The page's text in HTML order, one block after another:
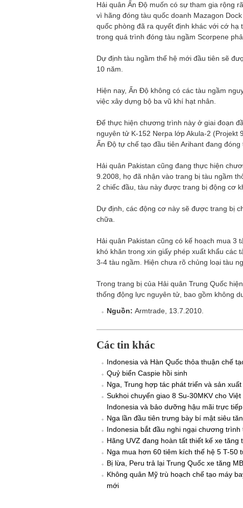
Hải quân Ấn Độ muốn có sự tham gia rộng
vì hãng đóng tàu quốc doanh Mazagon
quốc phòng đã ra quyết định khác với cớ
trong quá trình đóng tàu ngầm Scorpene
Dự định tàu ngầm thế hệ mới đầu tiên sẽ
10 năm.
Hiện nay, Ấn Độ không có các tàu ngầm
việc xây dựng bộ ba vũ khí hạt nhân.
Để thực hiện chương trình này ở giai đoạn
nguyên tử K-152 Nerpa lớp Akula-2
Ấn Độ tự chế tạo đầu tiên Arihant đang đóng
Hải quân Pakistan cũng đang thực hiện
9.2008, họ đã nhận vào trang bị tàu ngầm
2 chiếc đầu, tàu này được trang bị động cơ
Dự định, các động cơ này sẽ được trang bị
chữa.
Hải quân Pakistan cũng có kế hoạch mua
khó khăn trong xin giấy phép xuất khẩu các
3-4 tàu ngầm. Hiện chưa rõ chủng loại tàu
Trong trang bị của Hải quân Trung Quốc
thống động lực nguyên tử, bao gồm không
Nguồn: Armtrade, 13.7.2010.
Các tin khác
Indonesia và Hàn Quốc thỏa thuận chế
Quỷ biển Caspie hồi sinh
Nga, Trung hợp tác phát triển và sản
Sukhoi chuyển giao 8 Su-30MKV cho
Indonesia và bảo dưỡng hậu mãi trực
Nga lần đầu tiên trưng bày bí mật siêu
Indonesia bắt đầu nghi ngại chương trình
Hãng UVZ đang hoàn tất thiết kế xe tăng
Nga mua hơn 60 tiêm kích thế hệ 5 T-50
Bị lừa, Peru trả lại Trung Quốc xe tăng
Không quân Mỹ trù hoạch chế tạo máy
mới